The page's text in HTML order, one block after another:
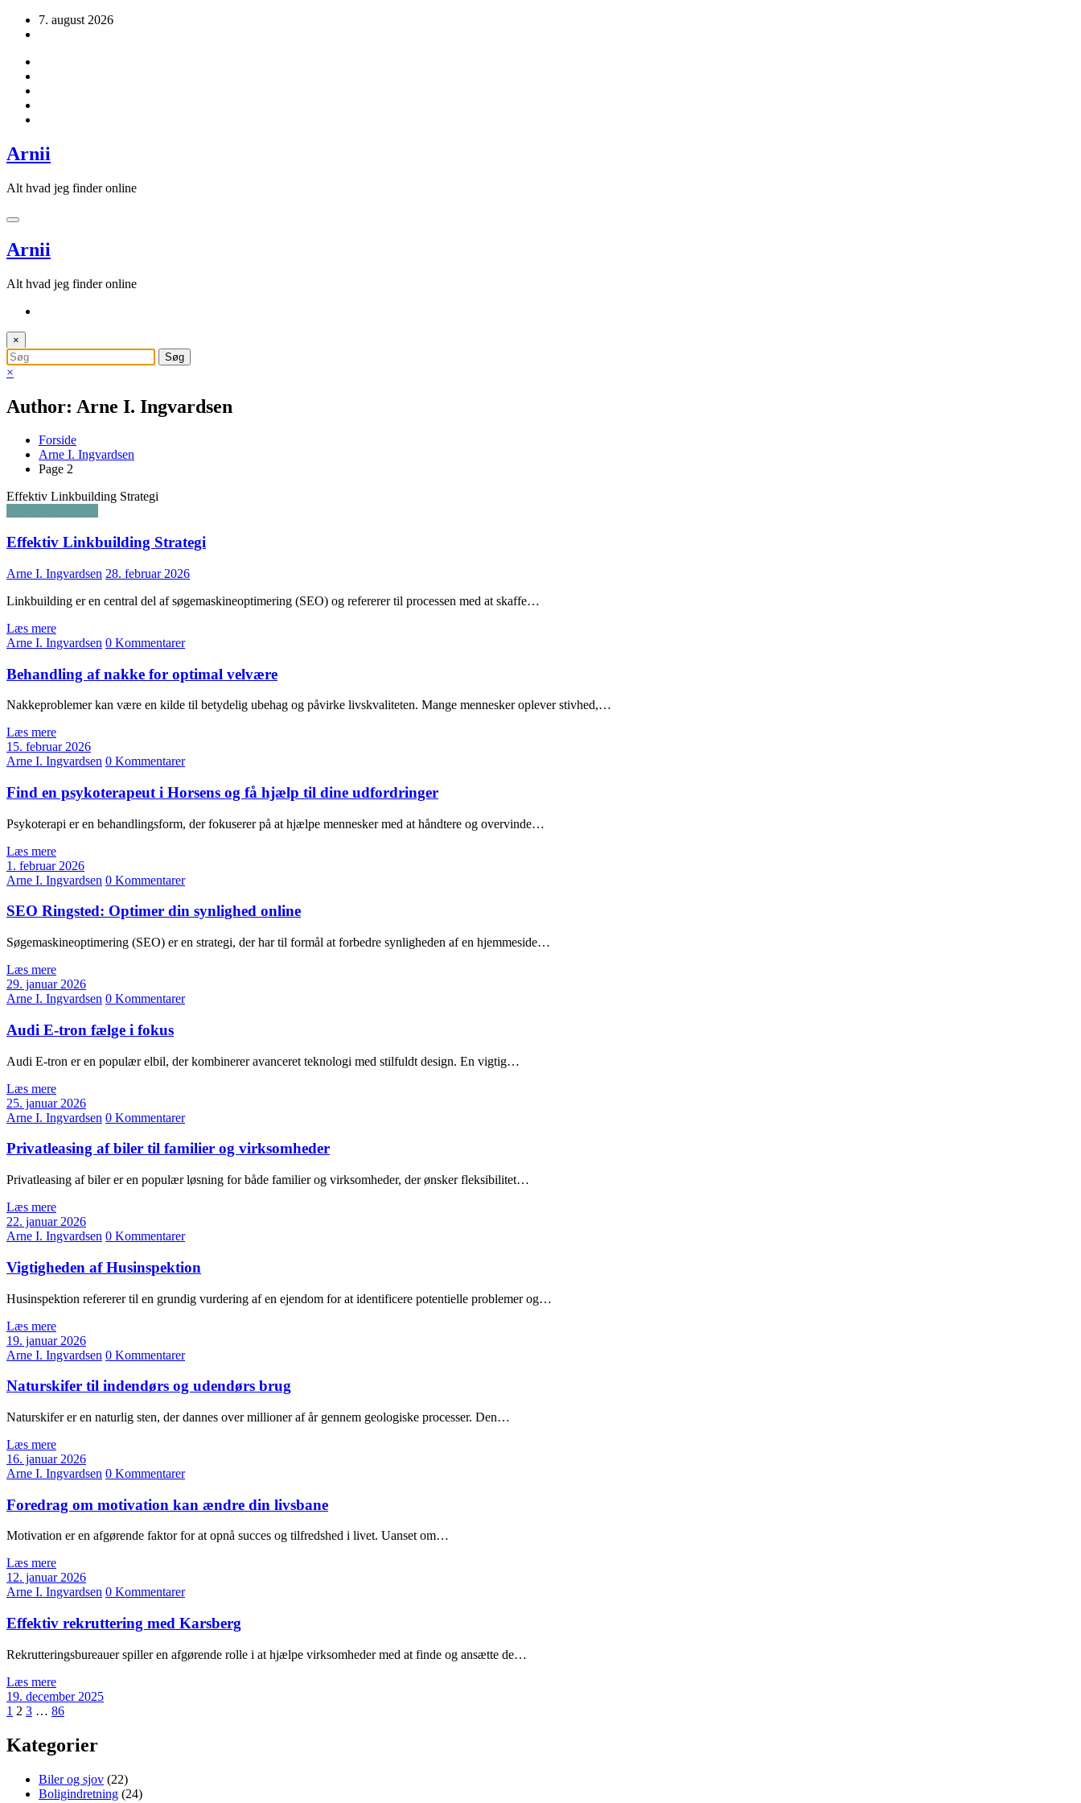
Videre 7. august 2026
Arnii
Alt hvad jeg finder online
Arnii
Alt hvad jeg finder online
×
×
Author: Arne I. Ingvardsen
Forside
Arne I. Ingvardsen
Page 2
Effektiv Linkbuilding Strategi
Effektiv Linkbuilding Strategi
Arne I. Ingvardsen 28. februar 2026
Linkbuilding er en central del af søgemaskineoptimering (SEO) og refererer til processen med at skaffe…
Læs mere
Arne I. Ingvardsen 0 Kommentarer
Behandling af nakke for optimal velvære
Nakkeproblemer kan være en kilde til betydelig ubehag og påvirke livskvaliteten. Mange mennesker oplever stivhed,…
Læs mere
15. februar 2026
Arne I. Ingvardsen 0 Kommentarer
Find en psykoterapeut i Horsens og få hjælp til dine udfordringer
Psykoterapi er en behandlingsform, der fokuserer på at hjælpe mennesker med at håndtere og overvinde…
Læs mere
1. februar 2026
Arne I. Ingvardsen 0 Kommentarer
SEO Ringsted: Optimer din synlighed online
Søgemaskineoptimering (SEO) er en strategi, der har til formål at forbedre synligheden af en hjemmeside…
Læs mere
29. januar 2026
Arne I. Ingvardsen 0 Kommentarer
Audi E-tron fælge i fokus
Audi E-tron er en populær elbil, der kombinerer avanceret teknologi med stilfuldt design. En vigtig…
Læs mere
25. januar 2026
Arne I. Ingvardsen 0 Kommentarer
Privatleasing af biler til familier og virksomheder
Privatleasing af biler er en populær løsning for både familier og virksomheder, der ønsker fleksibilitet…
Læs mere
22. januar 2026
Arne I. Ingvardsen 0 Kommentarer
Vigtigheden af Husinspektion
Husinspektion refererer til en grundig vurdering af en ejendom for at identificere potentielle problemer og…
Læs mere
19. januar 2026
Arne I. Ingvardsen 0 Kommentarer
Naturskifer til indendørs og udendørs brug
Naturskifer er en naturlig sten, der dannes over millioner af år gennem geologiske processer. Den…
Læs mere
16. januar 2026
Arne I. Ingvardsen 0 Kommentarer
Foredrag om motivation kan ændre din livsbane
Motivation er en afgørende faktor for at opnå succes og tilfredshed i livet. Uanset om…
Læs mere
12. januar 2026
Arne I. Ingvardsen 0 Kommentarer
Effektiv rekruttering med Karsberg
Rekrutteringsbureauer spiller en afgørende rolle i at hjælpe virksomheder med at finde og ansætte de…
Læs mere
19. december 2025
Navigation
til
indlæg
1 2 3 … 86
Kategorier
Biler og sjov (22)
Boligindretning (24)